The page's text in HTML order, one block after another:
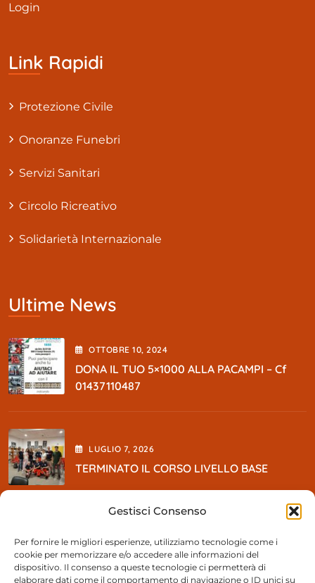
Gestisci Consenso
Per fornire le migliori esperienze, utilizziamo tecnologie come i
cookie per memorizzare e/o accedere alle informazioni del
dispositivo. Il consenso a queste tecnologie ci permetterà di
elaborare dati come il comportamento di navigazione o ID unici su
Login
Link Rapidi
Protezione Civile
Onoranze Funebri
Servizi Sanitari
Circolo Ricreativo
Solidarietà Internazionale
Ultime News
OTTOBRE10, 2024
DONA IL TUO 5×1000 ALLA PACAMPI – Cf
01437110487
LUGLIO 7, 2026
TERMINATO IL CORSO LIVELLO BASE
MAGGIO5, 2026
So BEER Party